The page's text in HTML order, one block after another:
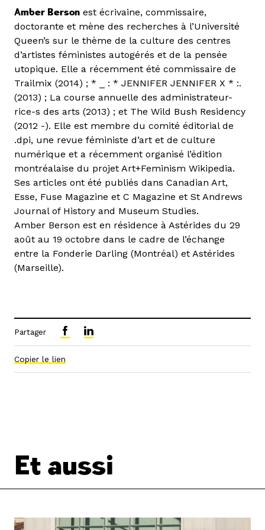
Amber Berson est écrivaine, commissaire,
doctorante et mène des recherches à l’Université
Queen’s sur le thème de la culture des centres
d’artistes féministes autogérés et de la pensée
utopique. Elle a récemment été commissaire de
Trailmix (2014) ; * _ : * JENNIFER JENNIFER X * :.
(2013) ; La course annuelle des administrateur-
rice-s des arts (2013) ; et The Wild Bush Residency
(2012 -). Elle est membre du comité éditorial de
.dpi, une revue féministe d’art et de culture
numérique et a récemment organisé l’édition
montréalaise du projet Art+Feminism Wikipedia.
Ses articles ont été publiés dans Canadian Art,
Esse, Fuse Magazine et C Magazine et St Andrews
Journal of History and Museum Studies.
Amber Berson est en résidence à Astérides du 29
août au 19 octobre dans le cadre de l’échange
entre la Fonderie Darling (Montréal) et Astérides
(Marseille).
Partager
Copier le lien
Et aussi